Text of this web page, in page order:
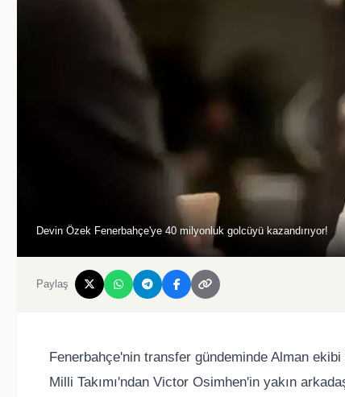
Devin Özek Fenerbahçe'ye 40 milyonluk golcüyü kazandırıyor!
Paylaş
Fenerbahçe'nin transfer gündeminde Alman
Milli Takımı'ndan Victor Osimhen'in yakın